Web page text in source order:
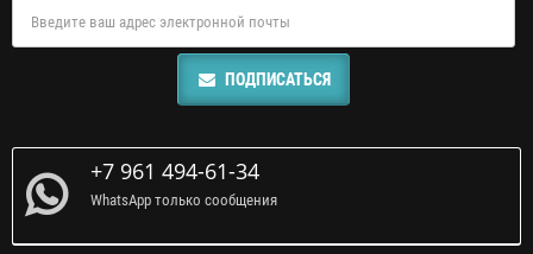
ПОДПИСАТЬСЯ
+7 961 494-61-34
WhatsApp только сообщения